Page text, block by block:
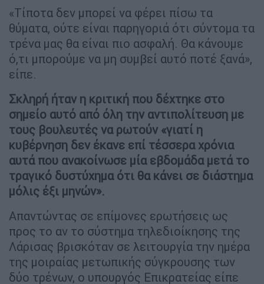
«Τίποτα δεν μπορεί να φέρει πίσω τα
θύματα, ούτε είναι παρηγοριά ότι σύντομα τα
τρένα μας θα είναι πιο ασφαλή. Θα κάνουμε
ό,τι μπορούμε να μη συμβεί αυτό ποτέ ξανά»,
είπε.
Σκληρή ήταν η κριτική που δέχτηκε στο
σημείο αυτό από όλη την αντιπολίτευση με
τους βουλευτές να ρωτούν «γιατί η
κυβέρνηση δεν έκανε επί τέσσερα χρόνια
αυτά που ανακοίνωσε μία εβδομάδα μετά το
τραγικό δυστύχημα ότι θα κάνει σε διάστημα
μόλις έξι μηνών».
Απαντώντας σε επίμονες ερωτήσεις ως
προς το αν το σύστημα τηλεδιοίκησης της
Λάρισας βρισκόταν σε λειτουργία την ημέρα
της μοιραίας μετωπικής σύγκρουσης των
δύο τρένων, ο υπουργός Επικρατείας είπε